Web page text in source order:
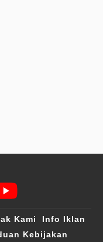
Kami
Info Iklan
Kebijakan